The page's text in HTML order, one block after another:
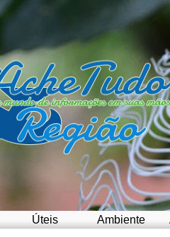
Úteis Ambiente